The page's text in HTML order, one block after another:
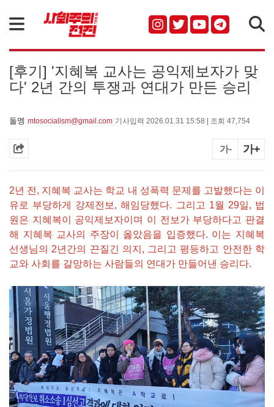
[후기] '지혜복 교사는 공익제보자가 맞
다' 2년 간의 투쟁과 연대가 만든 승리
돌멩 mtosocialism@gmail.com 기사입력 2026.01.31 15:58 | 조회 47,754
가- 가+
2년 전, 지혜복 교사는 학교 내 성폭력 문제를 고발했다는 이
유로 부당하게 강제전보, 해임당했다. 그리고 1월 29일, 법
원은 지혜복이 공익제보자이며 이 전보가 부당하다고 판결
해 지혜복 교사의 주장이 옳았음을 입증했다. 이는 지혜복
선생님의 2년간의 끈질긴 의지, 그리고 평등하고 안전한 학
교와 사회를 갈망하는 사람들의 연대가 만들어낸 승리다.